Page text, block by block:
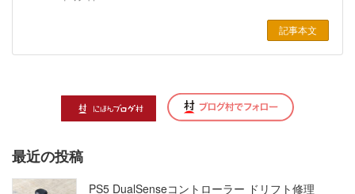
記事本文
最近の投稿
PS5 DualSenseコントローラー ドリフト修理